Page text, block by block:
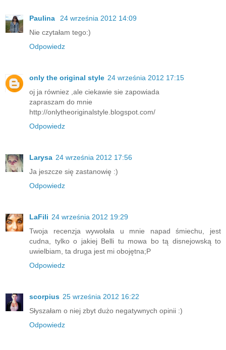
Paulina
24 września 2012 14:09
Nie czytałam tego:)
Odpowiedz
only the original style 24 września 2012 17:15
oj ja równiez ,ale ciekawie sie zapowiada
zapraszam do mnie
http://onlytheoriginalstyle.blogspot.com/
Odpowiedz
Larysa 24 września 2012 17:56
Ja jeszcze się zastanowię :)
Odpowiedz
LaFili 24 września 2012 19:29
Twoja recenzja wywołała u mnie napad śmiechu, jest
cudna, tylko o jakiej Belli tu mowa bo tą disnejowską to
uwielbiam, ta druga jest mi obojętna;P
Odpowiedz
scorpius 25 września 2012 16:22
Słyszałam o niej zbyt dużo negatywnych opinii :)
Odpowiedz